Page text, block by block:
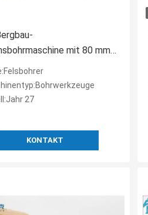
mit 80 mm
60 mm
und 34-45 mm
27
KONTAKT